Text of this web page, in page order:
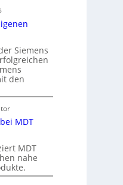
Siemens
den
MDT
MDT
nahe